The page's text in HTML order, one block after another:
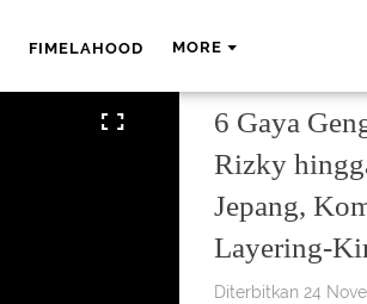
FIMELAHOOD MORE
6 Gaya
Rizky
Jepang,
Layering-
Diterbitkan 24